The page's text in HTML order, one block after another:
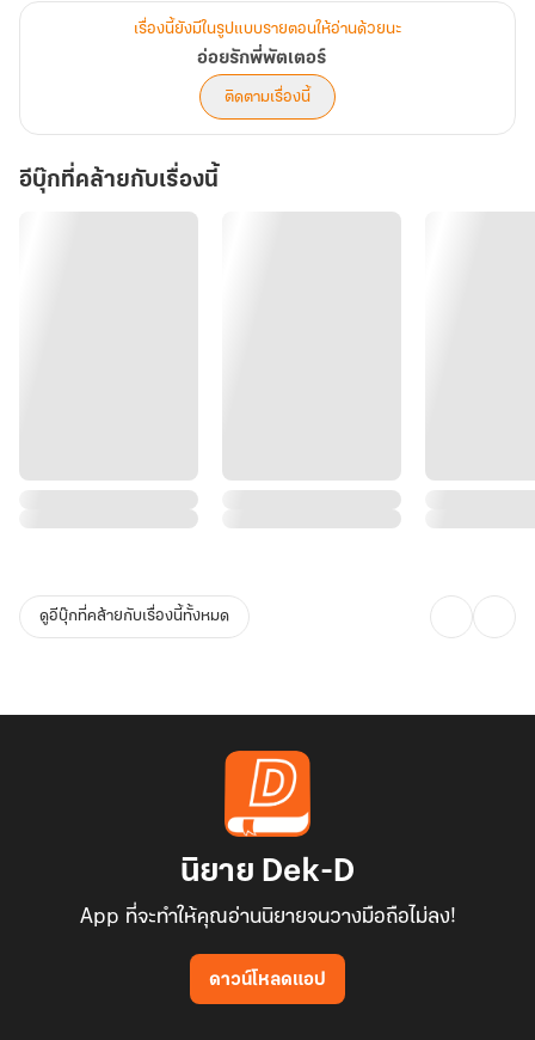
เรื่องนี้ยังมีในรูปแบบรายตอนให้อ่านด้วยนะ
อ่อยรักพี่พัตเตอร์
ติดตามเรื่องนี้
อีบุ๊กที่คล้ายกับเรื่องนี้
ดูอีบุ๊กที่คล้ายกับเรื่องนี้ทั้งหมด
นิยาย Dek-D
App ที่จะทำให้คุณอ่านนิยายจนวางมือถือไม่ลง!
ดาวน์โหลดแอป